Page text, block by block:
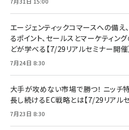
エージェンティックコマースへの備
るポイント、セールスとマーケティ
どが学べる【7/29リアルセミナー開催
7月24日 8:30
大手が攻めない市場で勝つ！ ニッチ
長し続けるEC戦略とは【7/29リアル
7月23日 8:30